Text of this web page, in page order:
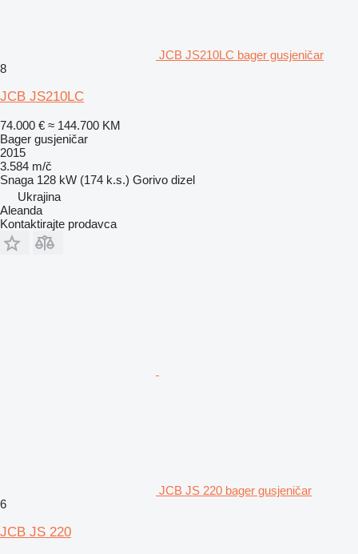
JCB JS210LC bager gusjeničar
8
JCB JS210LC
74.000 € ≈ 144.700 KM
Bager gusjeničar
2015
3.584 m/č
Snaga 128 kW (174 k.s.) Gorivo dizel
Ukrajina
Aleanda
Kontaktirajte prodavca
JCB JS 220 bager gusjeničar
6
JCB JS 220